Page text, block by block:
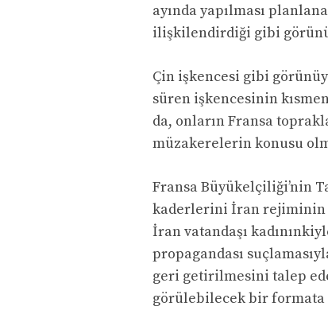
ayında yapılması
ilişkilendirdiği gibi
Çin işkencesi gibi
süren işkencesinin
da, onların Fransa
müzakerelerin konusu
Fransa Büyükelçiliği’nin
kaderlerini İran rejiminin
İran vatandaşı
propagandası
geri getirilmesini talep
görülebilecek bir formata